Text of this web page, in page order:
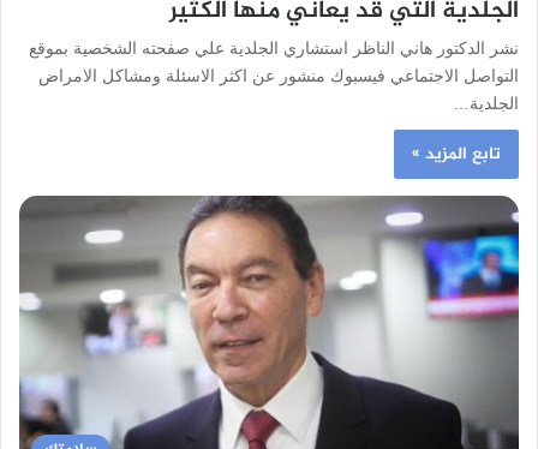
الجلدية التي قد يعاني منها الكثير
نشر الدكتور هاني الناظر استشاري الجلدية علي صفحته الشخصية بموقع
التواصل الاجتماعي فيسبوك منشور عن اكثر الاسئلة ومشاكل الامراض
الجلدية…
تابع المزيد »